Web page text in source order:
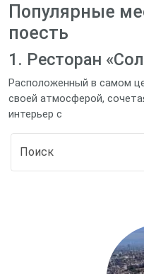
Популярные
поесть
1. Ресторан
Расположенный в самом
своей атмосферой,
интерьер с